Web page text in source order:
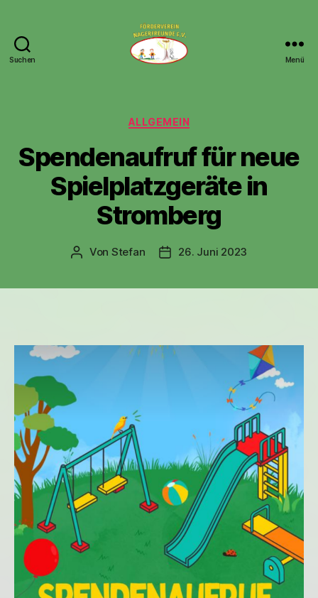
Suchen Menü
Kategorien
ALLGEMEIN
Spendenaufruf für neue
Spielplatzgeräte in
Stromberg
Beitragsautor
Von Stefan Veröffentlichungsdatum
26. Juni 2023